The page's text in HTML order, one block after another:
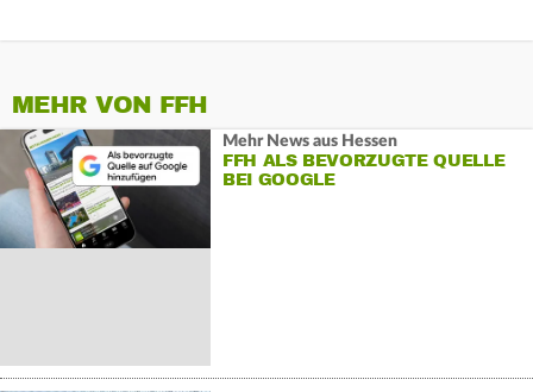
MEHR VON FFH
Mehr News aus Hessen
FFH ALS BEVORZUGTE QUELLE
BEI GOOGLE